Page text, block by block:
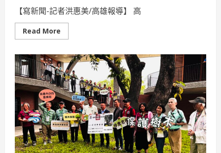
【寫新聞-記者洪惠美/高雄報導】 高
Read More
more
英
科
大
攜
手
公
益
團
體
扶
助
弱
勢
三